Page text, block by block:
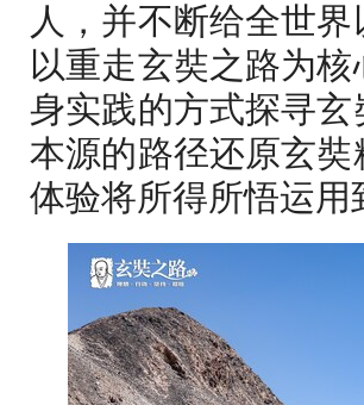
人，并不断给全世
以重走玄奘之路为
身实践的方式探寻
本源的路径还原玄
体验将所得所悟运